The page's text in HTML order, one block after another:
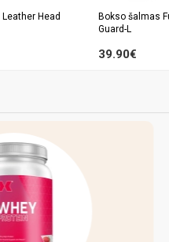
Head
Bokso šalmas
Guard-L
39.90€